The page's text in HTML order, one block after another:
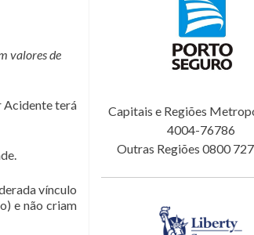
valores de
Acidente terá
vínculo
e não criam
Capitais e Regiões
4004-76786
Outras Regiões 0800